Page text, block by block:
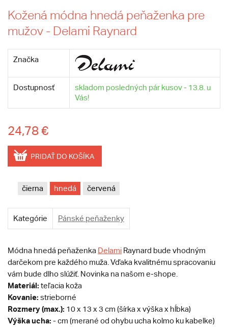
Kožená módna hnedá peňaženka pre
mužov - Delami Raynard
Značka
Dostupnosť
skladom posledných pár kusov - 13.8. u
Vás!
24,78 €
PRIDAŤ DO KOŠÍKA
čierna hnedá červená
Kategórie Pánské peňaženky
Módna hnedá peňaženka Delami Raynard bude vhodným
darčekom pre každého muža. Vďaka kvalitnému spracovaniu
vám bude dlho slúžiť. Novinka na našom e-shope.
Materiál: teľacia koža
Kovanie: strieborné
Rozmery (max.): 10 x 13 x 3 cm (šírka x výška x hĺbka)
Výška ucha: - cm (merané od ohybu ucha kolmo ku kabelke)